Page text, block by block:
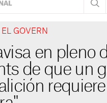
GOVERN
en pleno
de que un
requiere